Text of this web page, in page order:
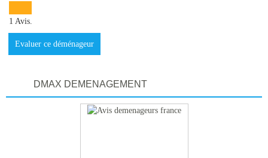
Quels Bénéfices Pour Ma Société ?
Témoignages Adhérents
Donnez Votre Avis
1 Avis.
Evaluer ce déménageur
DMAX DEMENAGEMENT